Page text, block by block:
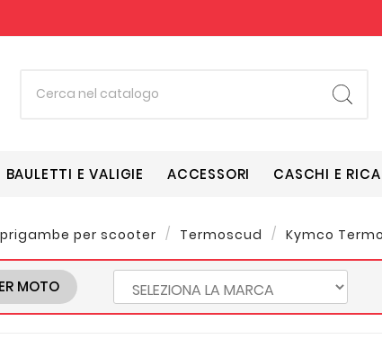
BAULETTI E VALIGIE ACCESSORI CASCHI E
per scooter Termoscud Kymco
MOTO